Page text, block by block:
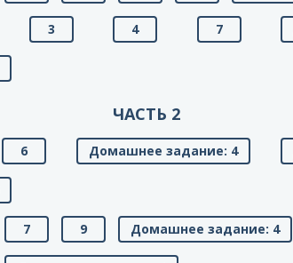
3 4 7
ЧАСТЬ 2
6 Домашнее задание: 4
7 9 Домашнее задание: 4